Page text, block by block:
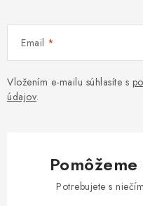
Email
Vložením e-mailu súhlasíte s
údajov.
Potrebujete s